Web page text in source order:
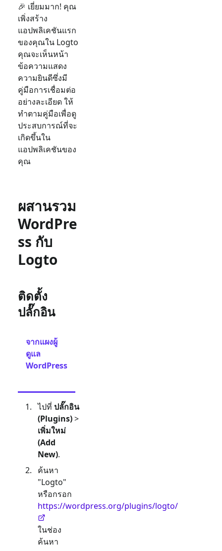
🎉 เยี่ยมมาก! คุณ
เพิ่งสร้าง
แอปพลิเคชันแรก
ของคุณใน Logto
คุณจะเห็นหน้า
ข้อความแสดง
ความยินดีซึ่งมี
คู่มือการเชื่อมต่อ
อย่างละเอียด ให้
ทำตามคู่มือเพื่อดู
ประสบการณ์ที่จะ
เกิดขึ้นใน
แอปพลิเคชันของ
คุณ
ผสานรวม
WordPre
ss กับ
Logto
ติดตั้ง
ปลั๊กอิน
จากแผงผู้
ดูแล
WordPress
ไปที่ ปลั๊กอิน
(Plugins)>
เพิ่มใหม่
(Add
New).
ค้นหา
"Logto"
หรือกรอก
https://wordpress.org/plugins/logto/
ในช่อง
ค้นหา